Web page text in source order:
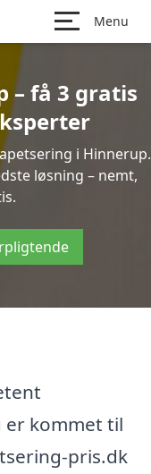
Menu
– få 3 gratis
i Hinnerup.
løsning – nemt,
er kommet til
pris.dk